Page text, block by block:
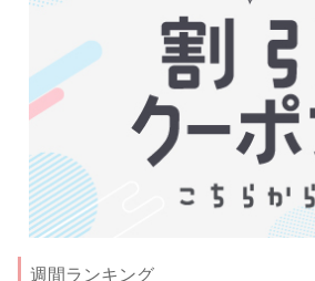
週間ランキング